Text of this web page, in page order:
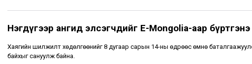
Нэгдүгээр ангид элсэгчдийг E-Mongolia-аар бүртгэнэ
Хаягийн шилжилт хөдөлгөөнийг 8 дугаар сарын 14-ны өдрөөс өмнө
байхыг сануулж байна.